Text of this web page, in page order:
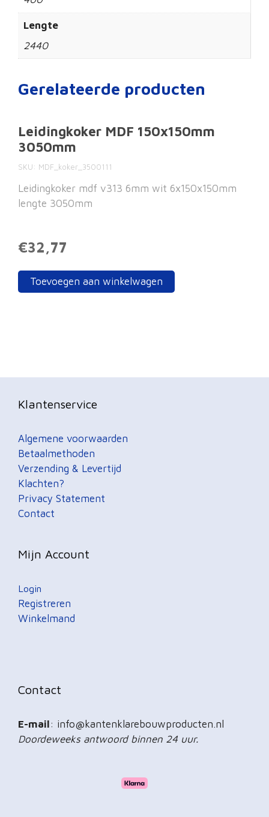
Lengte
2440
Gerelateerde producten
Leidingkoker MDF 150x150mm
3050mm
SKU MDF_koker_3500111
Leidingkoker mdf v313 6mm wit 6x150x150mm
lengte 3050mm
€32,77
Toevoegen aan winkelwagen
Klantenservice
Algemene voorwaarden
Betaalmethoden
Verzending & Levertijd
Klachten?
Privacy Statement
Contact
Mijn Account
Login
Registreren
Winkelmand
Contact
E-mail: info@kantenklarebouwproducten.nl
Doordeweeks antwoord binnen 24 uur.